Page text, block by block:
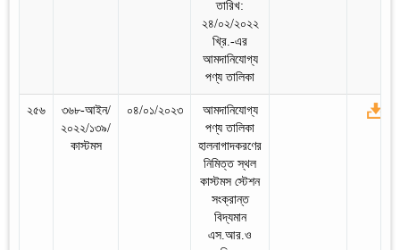
তারিখ:
২৪/০২/২০২২
খ্রি.-এর
আমদানিযোগ্য
পণ্য তালিকা
২৫৬
৩৬৮-আইন/
২০২২/১৩৯/
কাস্টমস
০৪/০১/২০২৩
আমদানিযোগ্য
পণ্য তালিকা
হালনাগাদকরণের
নিমিত্ত স্থল
কাস্টমস স্টেশন
সংক্রান্ত
বিদ্যমান
এস.আর.ও